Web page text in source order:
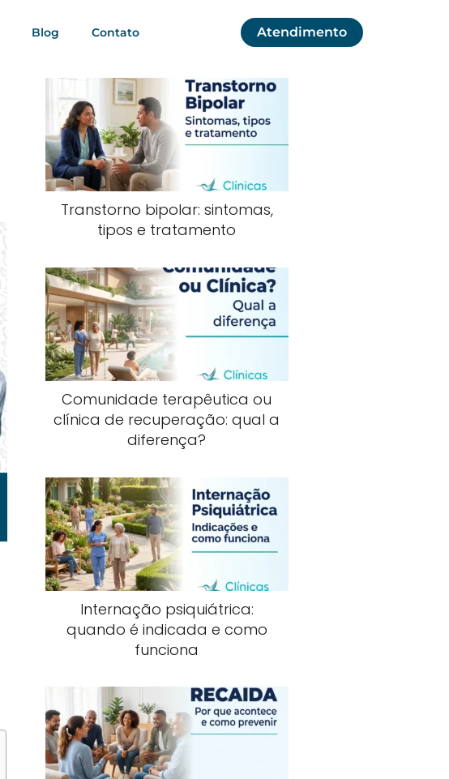
Blog Contato Atendimento
Transtorno bipolar: sintomas,
tipos e tratamento
Comunidade terapêutica ou
clínica de recuperação: qual a
diferença?
Internação psiquiátrica:
quando é indicada e como
funciona